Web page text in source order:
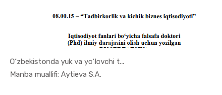
O‘zbekistonda yuk va yo‘lovchi t...
Manba muallifi: Aytieva S.A.In Tadbirk...